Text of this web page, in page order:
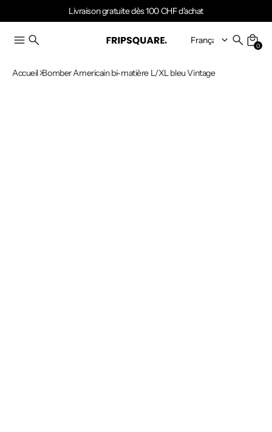
Livraison gratuite dès 100 CHF d'achat
0
Accueil Bomber Americain bi-matière L/XL bleu Vintage